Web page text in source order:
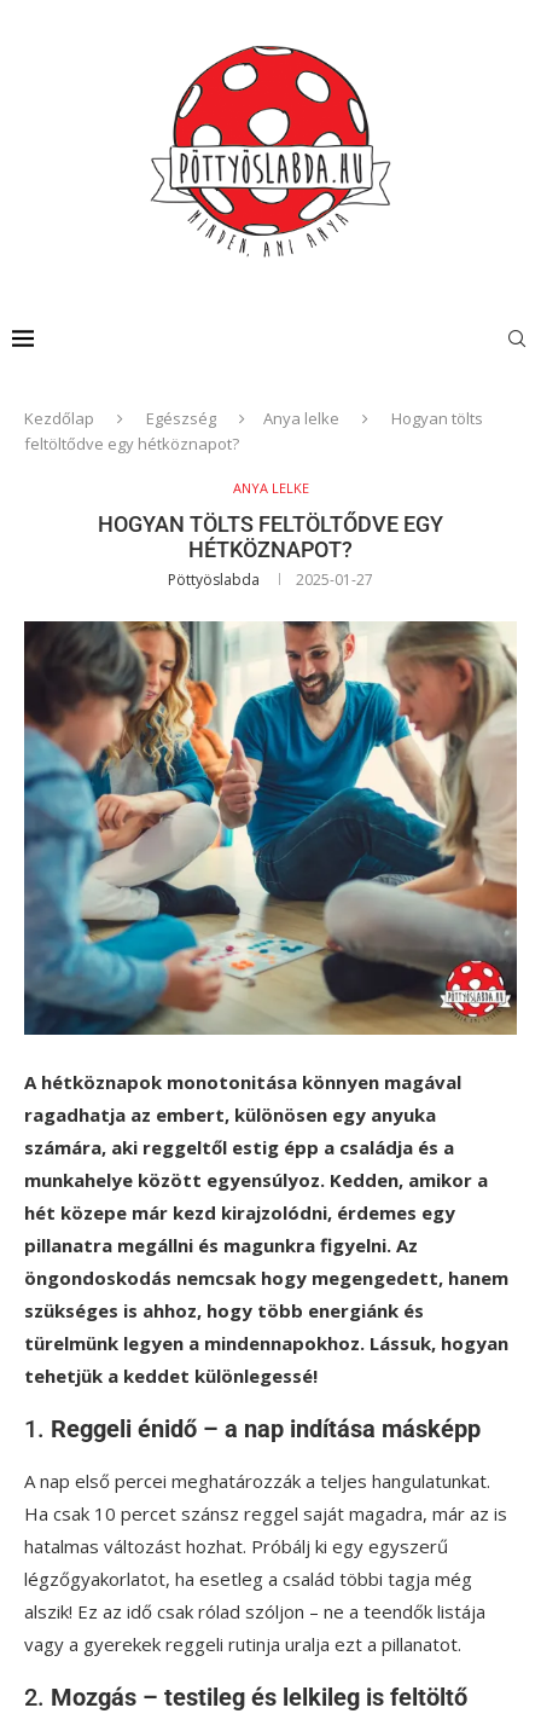
Kezdőlap Egészség Anya lelke
Hogyan tölts
feltöltődve egy hétköznapot?
ANYA LELKE
HOGYAN TÖLTS FELTÖLTŐDVE EGY
HÉTKÖZNAPOT?
Pöttyöslabda 2025-01-27
A hétköznapok monotonitása könnyen magával
ragadhatja az embert, különösen egy anyuka
számára, aki reggeltől estig épp a családja és a
munkahelye között egyensúlyoz. Kedden, amikor a
hét közepe már kezd kirajzolódni, érdemes egy
pillanatra megállni és magunkra figyelni. Az
öngondoskodás nemcsak hogy megengedett, hanem
szükséges is ahhoz, hogy több energiánk és
türelmünk legyen a mindennapokhoz. Lássuk, hogyan
tehetjük a keddet különlegessé!
1. Reggeli énidő – a nap indítása másképp
A nap első percei meghatározzák a teljes hangulatunkat.
Ha csak 10 percet szánsz reggel saját magadra, már az is
hatalmas változást hozhat. Próbálj ki egy egyszerű
légzőgyakorlatot, ha esetleg a család többi tagja még
alszik! Ez az idő csak rólad szóljon – ne a teendők listája
vagy a gyerekek reggeli rutinja uralja ezt a pillanatot.
2. Mozgás – testileg és lelkileg is feltöltő